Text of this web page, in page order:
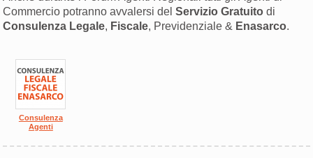
Commercio potranno avvalersi delServizio Gratuito di
Consulenza Legale, Fiscale, Previdenziale & Enasarco.
Consulenza
Agenti